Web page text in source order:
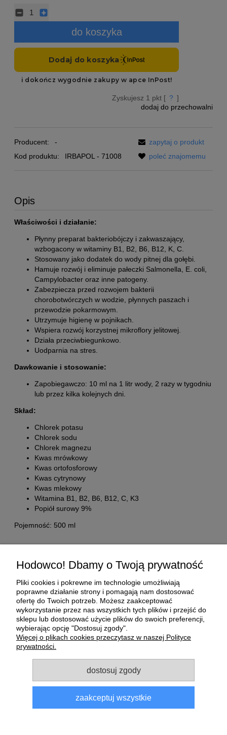
do koszyka
Zyskujesz 1 pkt [ ? ]
dodaj do przechowalni
Producent:
-
Kod produktu:
IRBAPOL - 71008
zapytaj o produkt
poleć znajomemu
Opis
Właściwości i działanie:
Płynny preparat bakteriobójczy i zakwaszający,
wzbogacony w witaminy B1, B2, B6, B12, K, C.
Stosowany jako dodatek do wody pitnej dla gołębi.
Hamuje rozwój i eliminuje pałeczki Salmonella, E. coli,
Campylobacter oraz inne patogeny.
Zabezpiecza przed rozwojem bakterii
chorobotwórczych w wodzie, płynnych paszach i
przewodzie pokarmowym.
Utrzymuje higienę w pojnikach.
Wspiera rozwój korzystnej mikroflory jelitowej.
Działa przeciwbiegunkowo.
Uodparnia na stres.
Dawkowanie i stosowanie:
Zapobiegawczo: 10 ml na 1 litr wody, 2 razy w tygodniu
lub przez kilka kolejnych dni.
Skład:
Chlorek potasu
Chlorek sodu
Chlorek magnezu
Kwas mrówkowy
Kwas ortofosforowy
Kwas cytrynowy
Kwas mlekowy
Witamina B1, B2, B6, B12, C, K3
Popiół surowy 9%
Pojemność: 500 ml
Moje konto
Płatności i dostawa
O nas
Informacje
Sklep dla gołębi E-Golab.pl| NIP: 6492311073 | ul.
Zagórczańska 15, 42-450 Niegowonice, woj. śląskie | telefon:
Hodowco! Dbamy o Twoją prywatność
Pliki cookies i pokrewne im technologie umożliwiają
poprawne działanie strony i pomagają nam dostosować
ofertę do Twoich potrzeb. Możesz zaakceptować
wykorzystanie przez nas wszystkich tych plików i przejść do
sklepu lub dostosować użycie plików do swoich preferencji,
wybierając opcję "Dostosuj zgody".
Więcej o plikach cookies przeczytasz w naszej Polityce
prywatności.
dostosuj zgody
zaakceptuj wszystkie